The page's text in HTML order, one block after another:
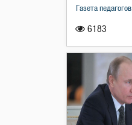
6183
Газета педагогов